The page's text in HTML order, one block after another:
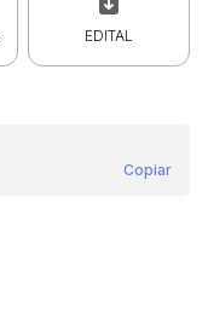
EDITAL
Copiar